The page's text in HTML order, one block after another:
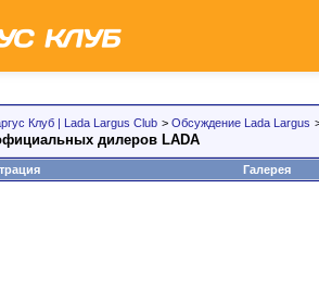
Клуб | Lada Largus Club > Обсуждение Lada Largus
дилеров LADA
Галерея